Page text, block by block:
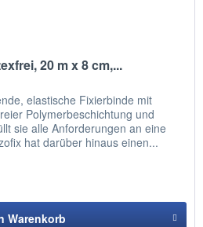
20 m x 8 cm,...
elastische Fixierbinde mit
Polymerbeschichtung und
sie alle Anforderungen an eine
hat darüber hinaus einen...
Warenkorb